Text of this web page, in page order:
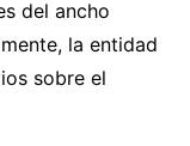
del ancho
la entidad
sobre el